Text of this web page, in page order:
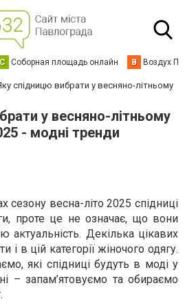
С Соборная площадь онлайн В Воздух
спідницю вибрати у весняно-літньому
у весняно-літньому
- модні тренди
сезону весна-літо 2025 спідниці
проте це не означає, що вони
актуальність. Декілька цікавих
і в цій категорії жіночого одягу.
які спідниці будуть в моді у
– запам’ятовуємо та обираємо